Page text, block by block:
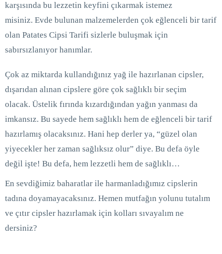
karşısında bu lezzetin keyfini çıkarmak istemez
misiniz. Evde bulunan malzemelerden çok eğlenceli bir tarif
olan Patates Cipsi Tarifi sizlerle buluşmak için
sabırsızlanıyor hanımlar.
Çok az miktarda kullandığınız yağ ile hazırlanan cipsler,
dışarıdan alınan cipslere göre çok sağlıklı bir seçim
olacak. Üstelik fırında kızardığından yağın yanması da
imkansız. Bu sayede hem sağlıklı hem de eğlenceli bir tarif
hazırlamış olacaksınız. Hani hep derler ya, “güzel olan
yiyecekler her zaman sağlıksız olur” diye. Bu defa öyle
değil işte! Bu defa, hem lezzetli hem de sağlıklı…
En sevdiğimiz baharatlar ile harmanladığımız cipslerin
tadına doyamayacaksınız. Hemen mutfağın yolunu tutalım
ve çıtır cipsler hazırlamak için kolları sıvayalım ne
dersiniz?